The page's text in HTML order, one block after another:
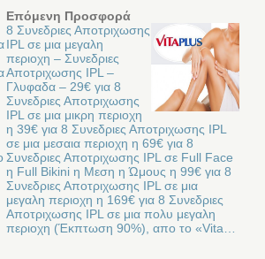
Επόμενη Προσφορά
8 Συνεδριες Αποτριχωσης
IPL σε μια μεγαλη
περιοχη – Συνεδριες
Αποτριχωσης IPL –
Γλυφαδα – 29€ για 8
Συνεδριες Αποτριχωσης
IPL σε μια μικρη περιοχη
η 39€ για 8 Συνεδριες Αποτριχωσης IPL
σε μια μεσαια περιοχη η 69€ για 8
Συνεδριες Αποτριχωσης IPL σε Full Face
η Full Bikini η Μεση η Ώμους η 99€ για 8
Συνεδριες Αποτριχωσης IPL σε μια
μεγαλη περιοχη η 169€ για 8 Συνεδριες
Αποτριχωσης IPL σε μια πολυ μεγαλη
περιοχη (Έκπτωση 90%), απο το «Vita…